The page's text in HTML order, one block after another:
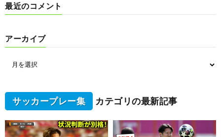
最近のコメント
アーカイブ
サッカープレー集 カテゴリの最新記事